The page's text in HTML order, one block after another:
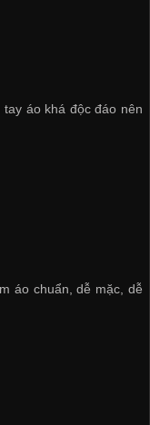
áo khá độc đáo nên
áo chuẩn, dễ mặc, dễ